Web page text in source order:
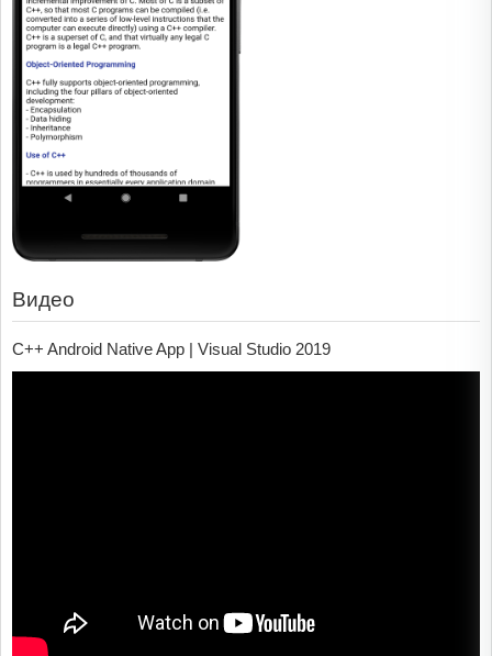
Видео
C++ Android Native App | Visual Studio 2019